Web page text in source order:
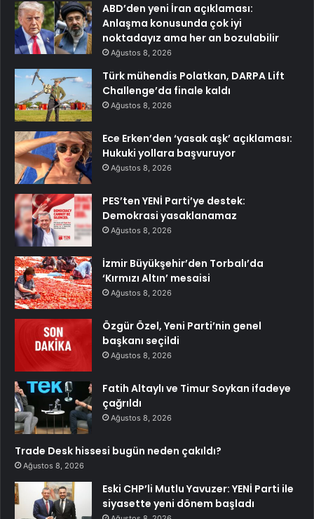
ABD’den yeni İran açıklaması:
Anlaşma konusunda çok iyi
noktadayız ama her an bozulabilir
Ağustos 8, 2026
Türk mühendis Polatkan, DARPA Lift
Challenge’da finale kaldı
Ağustos 8, 2026
Ece Erken’den ‘yasak aşk’ açıklaması:
Hukuki yollara başvuruyor
Ağustos 8, 2026
PES’ten YENİ Parti’ye destek:
Demokrasi yasaklanamaz
Ağustos 8, 2026
İzmir Büyükşehir’den Torbalı’da
‘Kırmızı Altın’ mesaisi
Ağustos 8, 2026
Özgür Özel, Yeni Parti’nin genel
başkanı seçildi
Ağustos 8, 2026
Fatih Altaylı ve Timur Soykan ifadeye
çağrıldı
Ağustos 8, 2026
Trade Desk hissesi bugün neden çakıldı?
Ağustos 8, 2026
Eski CHP’li Mutlu Yavuzer: YENİ Parti ile
siyasette yeni dönem başladı